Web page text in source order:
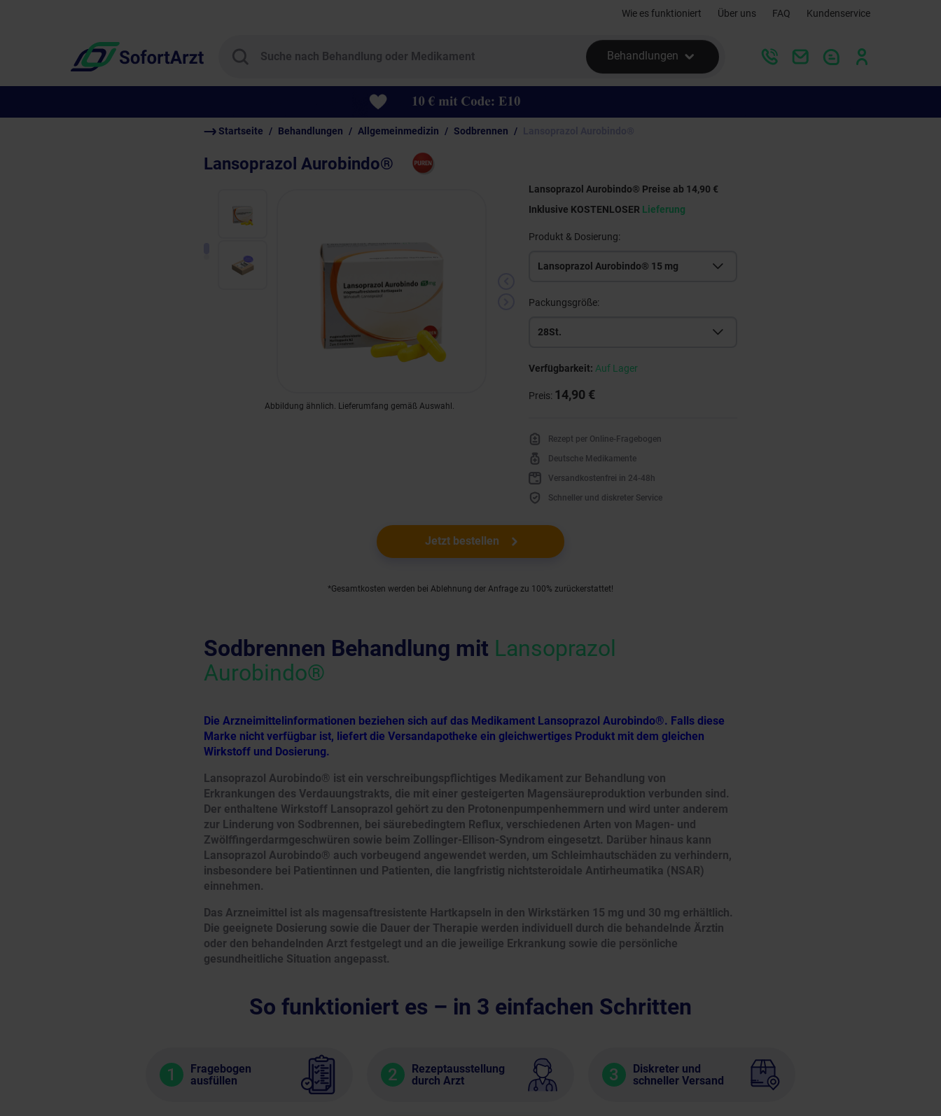
Wie es funktioniert Über uns FAQ Kundenservice
Behandlungen
Startseite Behandlungen Allgemeinmedizin Sodbrennen
Lansoprazol Aurobindo®
Abbildung ähnlich. Lieferumfang gemäß Auswahl.
Lansoprazol Aurobindo® Preise ab 14,90 €
Inklusive KOSTENLOSER Lieferung
Produkt & Dosierung:
Lansoprazol Aurobindo® 15 mg
Packungsgröße:
28St.
Verfügbarkeit:Auf Lager
Preis: 14,90 €
Rezept per Online-Fragebogen
Deutsche Medikamente
Versandkostenfrei in 24-48h
Schneller und diskreter Service
Jetzt bestellen
*Gesamtkosten werden bei Ablehnung der Anfrage zu 100% zurückerstattet!
Sodbrennen Behandlung mit Lansoprazol
Aurobindo®
Die Arzneimittelinformationen beziehen sich auf das Medikament Lansoprazol Aurobindo®. Falls diese
Marke nicht verfügbar ist, liefert die Versandapotheke ein gleichwertiges Produkt mit dem gleichen
Wirkstoff und Dosierung.
Lansoprazol Aurobindo® ist ein verschreibungspflichtiges Medikament zur Behandlung von
Erkrankungen des Verdauungstrakts, die mit einer gesteigerten Magensäureproduktion verbunden sind.
Der enthaltene Wirkstoff Lansoprazol gehört zu den Protonenpumpenhemmern und wird unter anderem
zur Linderung von Sodbrennen, bei säurebedingtem Reflux, verschiedenen Arten von Magen- und
Zwölffingerdarmgeschwüren sowie beim Zollinger-Ellison-Syndrom eingesetzt. Darüber hinaus kann
Lansoprazol Aurobindo® auch vorbeugend angewendet werden, um Schleimhautschäden zu verhindern,
insbesondere bei Patientinnen und Patienten, die langfristig nichtsteroidale Antirheumatika (NSAR)
einnehmen.
Das Arzneimittel ist als magensaftresistente Hartkapseln in den Wirkstärken 15 mg und 30 mg erhältlich.
Die geeignete Dosierung sowie die Dauer der Therapie werden individuell durch die behandelnde Ärztin
oder den behandelnden Arzt festgelegt und an die jeweilige Erkrankung sowie die persönliche
gesundheitliche Situation angepasst.
So funktioniert es – in 3 einfachen Schritten
1
Fragebogen
ausfüllen
2
Rezeptausstellung
durch Arzt
3
Diskreter und
schneller Versand